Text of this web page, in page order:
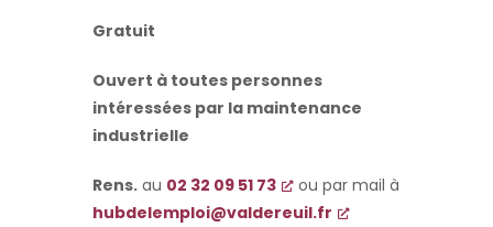
Gratuit
Ouvert à toutes personnes
intéressées par la maintenance
industrielle
Rens. au 02 32 09 51 73
ou par mail à
hubdelemploi@valdereuil.fr